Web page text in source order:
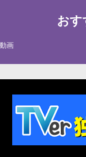
おす
画